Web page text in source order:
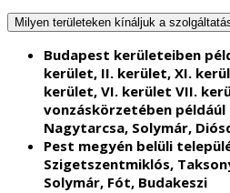
Milyen területeken kínáljuk a
Budapest kerületeiben
kerület, II. kerület, XI.
kerület, VI. kerület VII.
vonzáskörzetében példáúl
Nagytarcsa, Solymár,
Pest megyén belüli
Szigetszentmiklós,
Solymár, Fót, Budakeszi